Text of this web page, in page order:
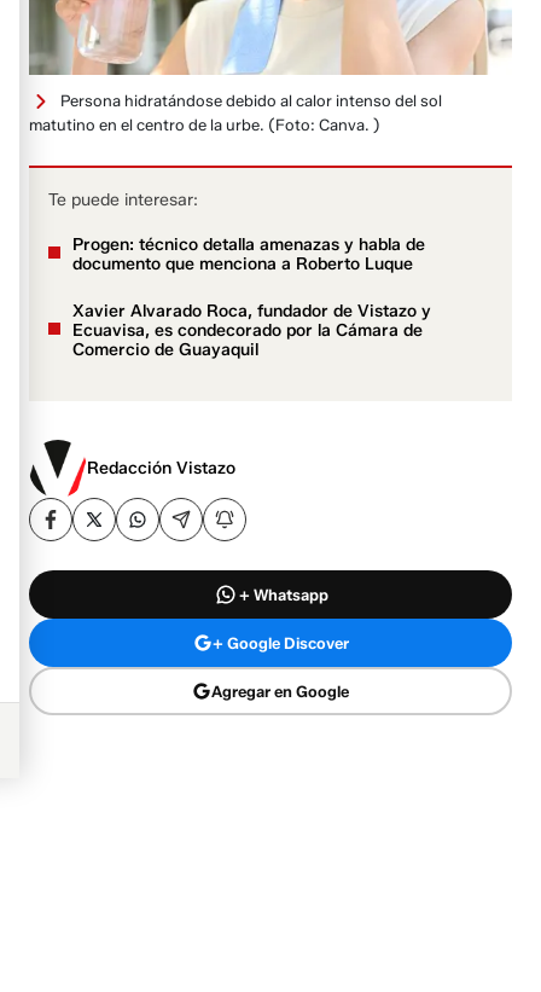
Persona hidratándose debido al calor intenso del sol
matutino en el centro de la urbe. (Foto: Canva. )
Te puede interesar:
Progen: técnico detalla amenazas y habla de
documento que menciona a Roberto Luque
Xavier Alvarado Roca, fundador de Vistazo y
Ecuavisa, es condecorado por la Cámara de
Comercio de Guayaquil
Redacción Vistazo
+ Whatsapp
+ Google Discover
Agregar en Google